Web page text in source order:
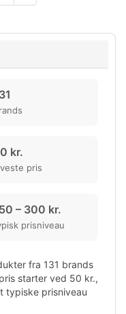
kr.
pris
– 300 kr.
prisniveau
fra 131 brands
starter ved 50 kr.,
typiske prisniveau